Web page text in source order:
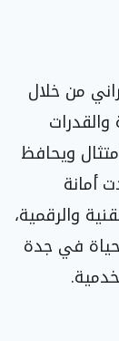
من خلال
ويحافظ
أمانة
والرقمية،
في جدة